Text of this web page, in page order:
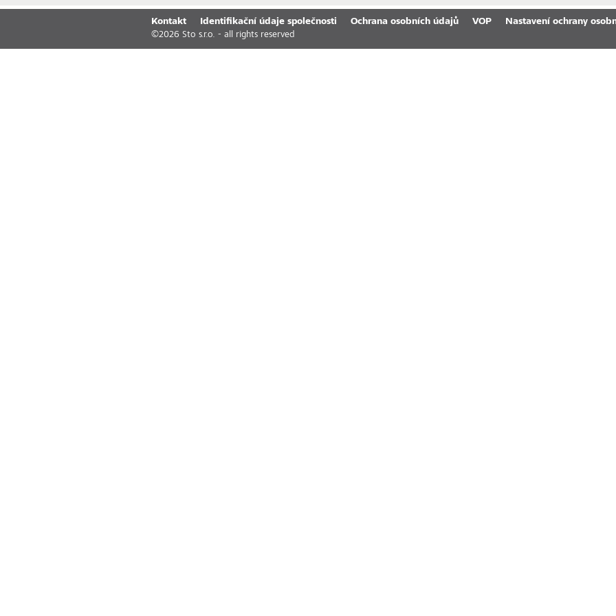
Kontakt Identifikační údaje společnosti Ochrana osobních údajů VOP
Nastavení ochrany
©2026 Sto s.r.o. - all rights reserved